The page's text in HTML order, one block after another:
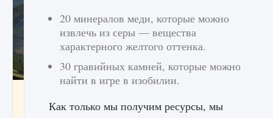
«Идет сохранение мира — Невозможно
начать сохранение данных мира»
20 минералов меди, которые можно
извлечь из серы — вещества
характерного желтого оттенка.
30 гравийных камней, которые можно
найти в игре в изобилии.
Как только мы получим ресурсы, мы